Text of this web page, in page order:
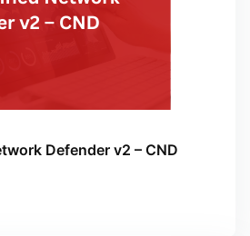
Defender v2 – CND